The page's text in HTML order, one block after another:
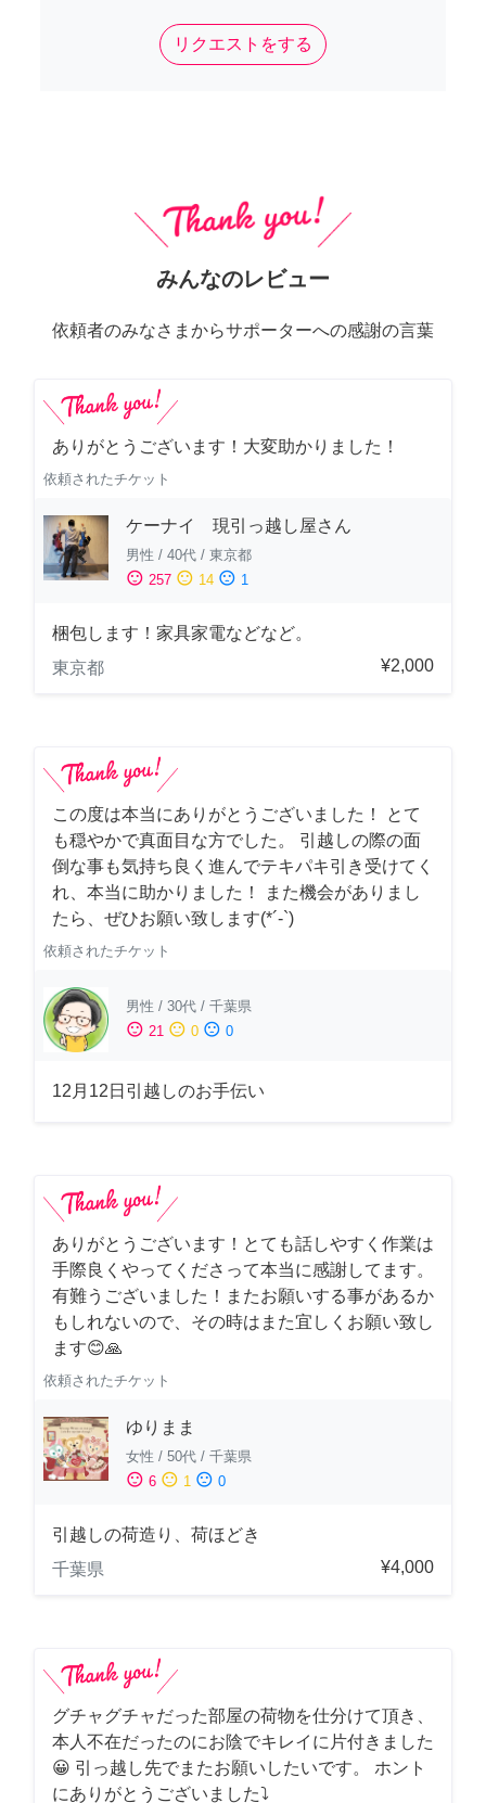
リクエストをする
みんなのレビュー
依頼者のみなさまからサポーターへの感謝の言葉
ありがとうございます！大変助かりました！
依頼されたチケット
ケーナイ 現引っ越し屋さん
男性 / 40代 / 東京都
sentiment_satisfied 257 sentiment_neutral 14 sentiment_dissatisfied 1
梱包します！家具家電などなど。
東京都
¥2,000
この度は本当にありがとうございました！ とて
も穏やかで真面目な方でした。 引越しの際の面
倒な事も気持ち良く進んでテキパキ引き受けてく
れ、本当に助かりました！ また機会がありまし
たら、ぜひお願い致します(*´-`)
依頼されたチケット
男性 / 30代 / 千葉県
sentiment_satisfied 21 sentiment_neutral 0 sentiment_dissatisfied 0
12月12日引越しのお手伝い
ありがとうございます！とても話しやすく作業は
手際良くやってくださって本当に感謝してます。
有難うございました！またお願いする事があるか
もしれないので、その時はまた宜しくお願い致し
ます😊🙏
依頼されたチケット
ゆりまま
女性 / 50代 / 千葉県
sentiment_satisfied 6 sentiment_neutral 1 sentiment_dissatisfied 0
引越しの荷造り、荷ほどき
千葉県
¥4,000
グチャグチャだった部屋の荷物を仕分けて頂き、
本人不在だったのにお陰でキレイに片付きました
😀 引っ越し先でまたお願いしたいです。 ホント
にありがとうございました⤵